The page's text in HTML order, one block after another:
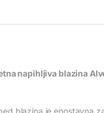
napihljiva blazina